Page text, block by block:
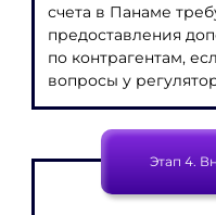
счета в Панаме
предоставления
по контрагентам,
вопросы у
Этап 4.